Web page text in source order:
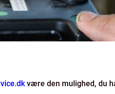
være den mulighed, du